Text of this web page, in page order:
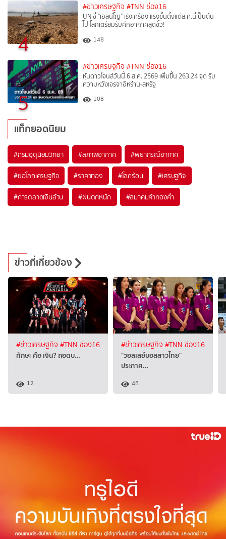
4
#ข่าวเศรษฐกิจ #TNN ช่อง16
UN ชี้ "เอลนีโญ" เร่งเครื่อง แรงขึ้นตั้งแต่ส.ค.นี้เป็นต้น
ไป โลกเตรียมรับศึกอากาศสุดขั้ว!
148
5
#ข่าวเศรษฐกิจ #TNN ช่อง16
หุ้นดาวโจนส์วันนี้ 6 ส.ค. 2569 เพิ่มขึ้น 263.24 จุด รับ
ความหวังเจรจาอิหร่าน-สหรัฐ
108
แท็กยอดนิยม
#กรมอุตุนิยมวิทยา #สภาพอากาศ #พยากรณ์อากาศ
#ย่อโลกเศรษฐกิจ #ราคาทอง #โลกร้อน #เศรษฐกิจ
#การตลาดเงินล้าน #ฝนตกหนัก #สมาคมค้าทองคำ
ข่าวที่เกี่ยวข้อง
#ข่าวเศรษฐกิจ #TNN ช่อง16
ทักษะ คือ เงิน? ถอดบ…
12
#ข่าวเศรษฐกิจ #TNN ช่อง16
"วอลเลย์บอลสาวไทย"
ประกาศ…
48